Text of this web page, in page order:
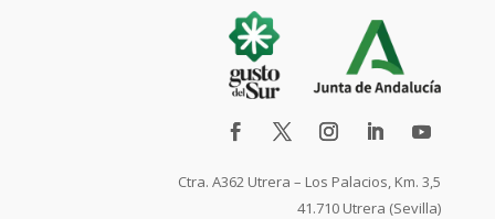
Ctra. A362 Utrera – Los Palacios, Km. 3,5
41.710 Utrera (Sevilla)